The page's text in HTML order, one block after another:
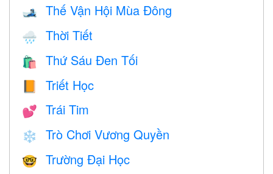
🎿 Thế Vận Hội Mùa Đông
🌧 Thời Tiết
🛍 Thứ Sáu Đen Tối
Triết Học
💕 Trái Tim
❄️ Trò Chơi Vương Quyền
🤓 Trường Đại Học